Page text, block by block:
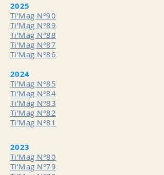
2025
Ti'Mag N°90
Ti'Mag N°89
Ti'Mag N°88
Ti'Mag N°87
Ti'Mag N°86
2024
Ti'Mag N°85
Ti'Mag N°84
Ti'Mag N°83
Ti'Mag N°82
Ti'Mag N°81
2023
Ti'Mag N°80
Ti'Mag N°79